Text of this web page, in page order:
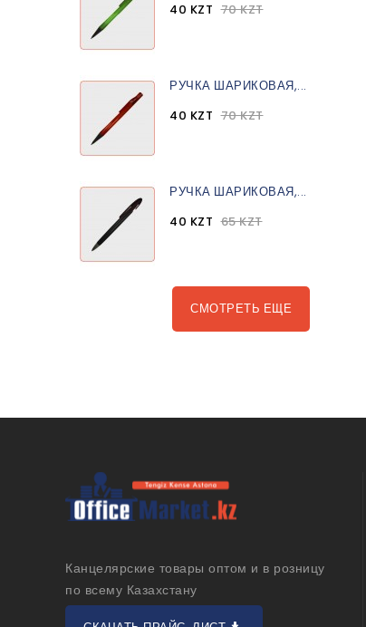
40 KZT 70 KZT
РУЧКА ШАРИКОВАЯ,...
40 KZT 70 KZT
РУЧКА ШАРИКОВАЯ,...
40 KZT 65 KZT
СМОТРЕТЬ ЕЩЕ
Канцелярские товары оптом и в розницу
по всему Казахстану